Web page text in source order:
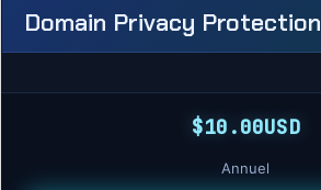
Domain Privacy Protection
$10.00USD
Annuel